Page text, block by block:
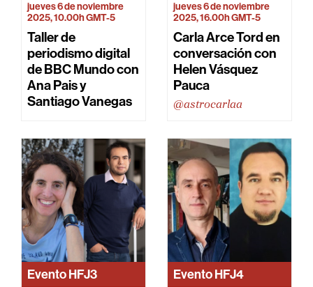
jueves 6 de noviembre
2025, 10.00h GMT-5
Taller de
periodismo digital
de BBC Mundo con
Ana Pais y
Santiago Vanegas
jueves 6 de noviembre
2025, 16.00h GMT-5
Carla Arce Tord en
conversación con
Helen Vásquez
Pauca
@astrocarlaa
EventoHFJ3 EventoHFJ4